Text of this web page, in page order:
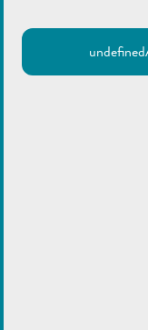
undefined